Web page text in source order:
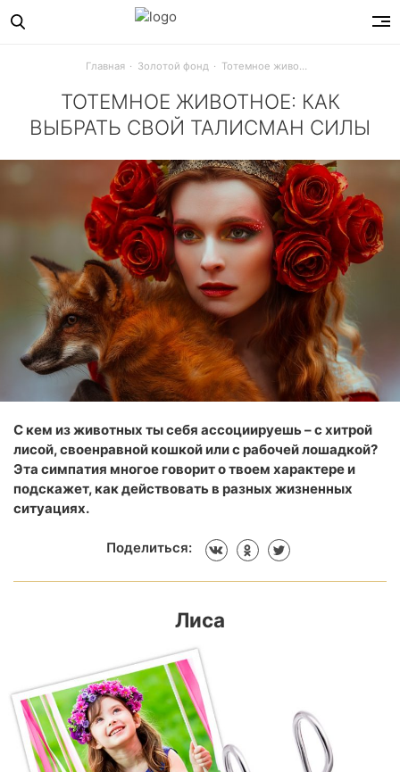
Главная Золотой фонд
ТОТЕМНОЕ ЖИВОТНОЕ: КАК
ВЫБРАТЬ СВОЙ ТАЛИСМАН СИЛЫ
Кто ты – хитрая лиса, своенравная женщина-кошка
С кем из животных ты себя ассоциируешь – с хитрой
лисой, своенравной кошкой или с рабочей лошадкой?
Эта симпатия многое говорит о твоем характере и
подскажет, как действовать в разных жизненных
ситуациях.
Поделиться:
Лиса